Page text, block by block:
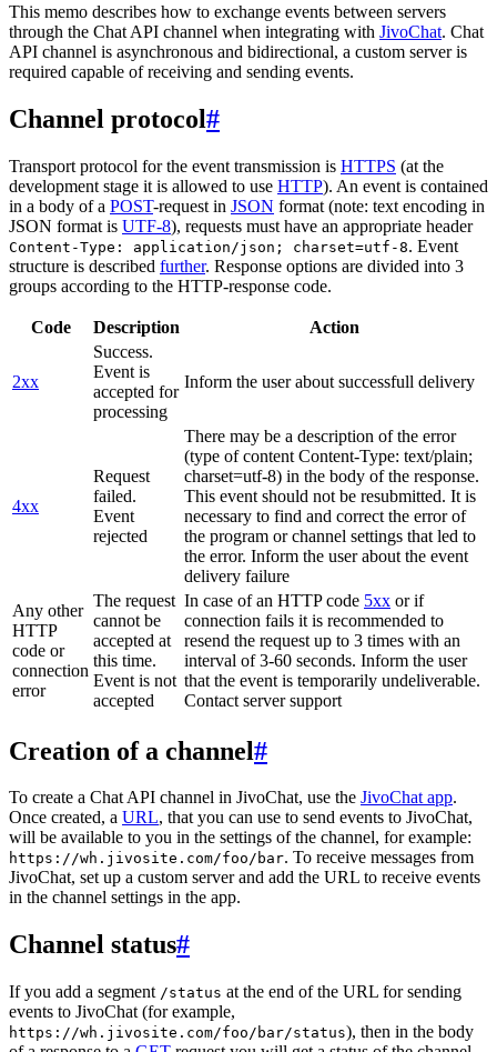
This memo describes how to exchange events between servers
through the Chat API channel when integrating with JivoChat. Chat
API channel is asynchronous and bidirectional, a custom server is
required capable of receiving and sending events.
Channel protocol#
Transport protocol for the event transmission is HTTPS (at the
development stage it is allowed to use HTTP). An event is contained
in a body of a POST-request in JSON format (note: text encoding in
JSON format is UTF-8), requests must have an appropriate header
Content-Type: application/json; charset=utf-8. Event
structure is described further. Response options are divided into 3
groups according to the HTTP-response code.
Code Description Action
2xx
Success.
Event is
accepted for
processing
Inform the user about successfull delivery
4xx
Request
failed.
Event
rejected
There may be a description of the error
(type of content Content-Type: text/plain;
charset=utf-8) in the body of the response.
This event should not be resubmitted. It is
necessary to find and correct the error of
the program or channel settings that led to
the error. Inform the user about the event
delivery failure
Any other
HTTP
code or
connection
error
The request
cannot be
accepted at
this time.
Event is not
accepted
In case of an HTTP code 5xx or if
connection fails it is recommended to
resend the request up to 3 times with an
interval of 3-60 seconds. Inform the user
that the event is temporarily undeliverable.
Contact server support
Creation of a channel#
To create a Chat API channel in JivoChat, use the JivoChat app.
Once created, a URL, that you can use to send events to JivoChat,
will be available to you in the settings of the channel, for example:
https://wh.jivosite.com/foo/bar. To receive messages from
JivoChat, set up a custom server and add the URL to receive events
in the channel settings in the app.
Channel status#
If you add a segment /status at the end of the URL for sending
events to JivoChat (for example,
https://wh.jivosite.com/foo/bar/status), then in the body